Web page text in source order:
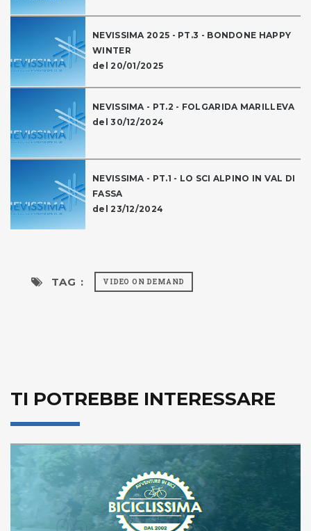
NEVISSIMA 2025 - PT.3 - BONDONE HAPPY
WINTER
del 20/01/2025
NEVISSIMA - PT.2 - FOLGARIDA MARILLEVA
del 30/12/2024
NEVISSIMA - PT.1 - LO SCI ALPINO IN VAL DI
FASSA
del 23/12/2024
TAG : VIDEO ON DEMAND
TI POTREBBE INTERESSARE